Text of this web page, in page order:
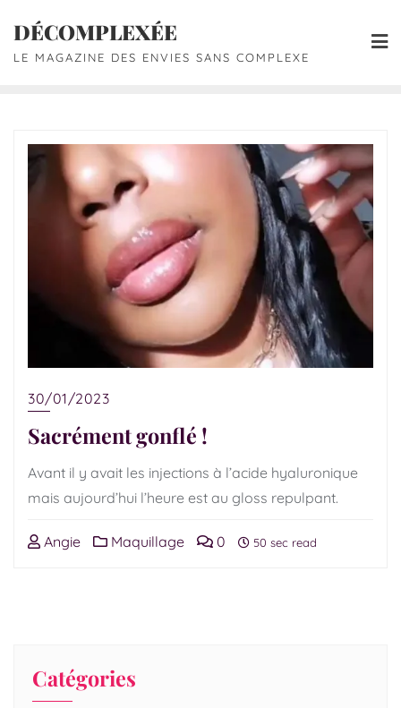
DÉCOMPLEXÉE
LE MAGAZINE DES ENVIES SANS COMPLEXE
30/01/2023
Sacrément gonflé !
Avant il y avait les injections à l’acide hyaluronique
mais aujourd’hui l’heure est au gloss repulpant.
Angie Maquillage 0 50 sec read
Catégories